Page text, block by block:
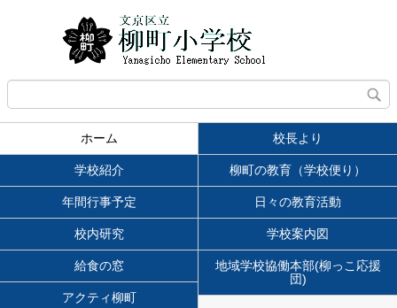
ホーム 校長より
学校紹介 柳町の教育（学校便り）
年間行事予定 日々の教育活動
校内研究 学校案内図
給食の窓
地域学校協働本部(柳っこ応援
団)
アクティ柳町